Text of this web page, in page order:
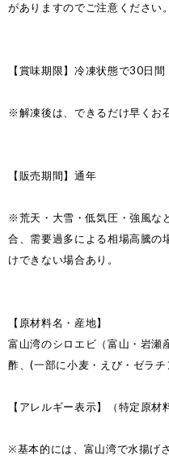
がありますのでご注意ください。
【賞味期限】冷凍状態で30日間
※解凍後は、できるだけ早くお
【販売期間】通年
※荒天・大雪・低気圧・強風な
合、需要過多による相場高騰の
けできない場合あり。
【原材料名・産地】
富山湾のシロエビ（富山・岩瀬
酢、(一部に小麦・えび・ゼラチ
【アレルギー表示】（特定原
※基本的には、富山湾で水揚げ